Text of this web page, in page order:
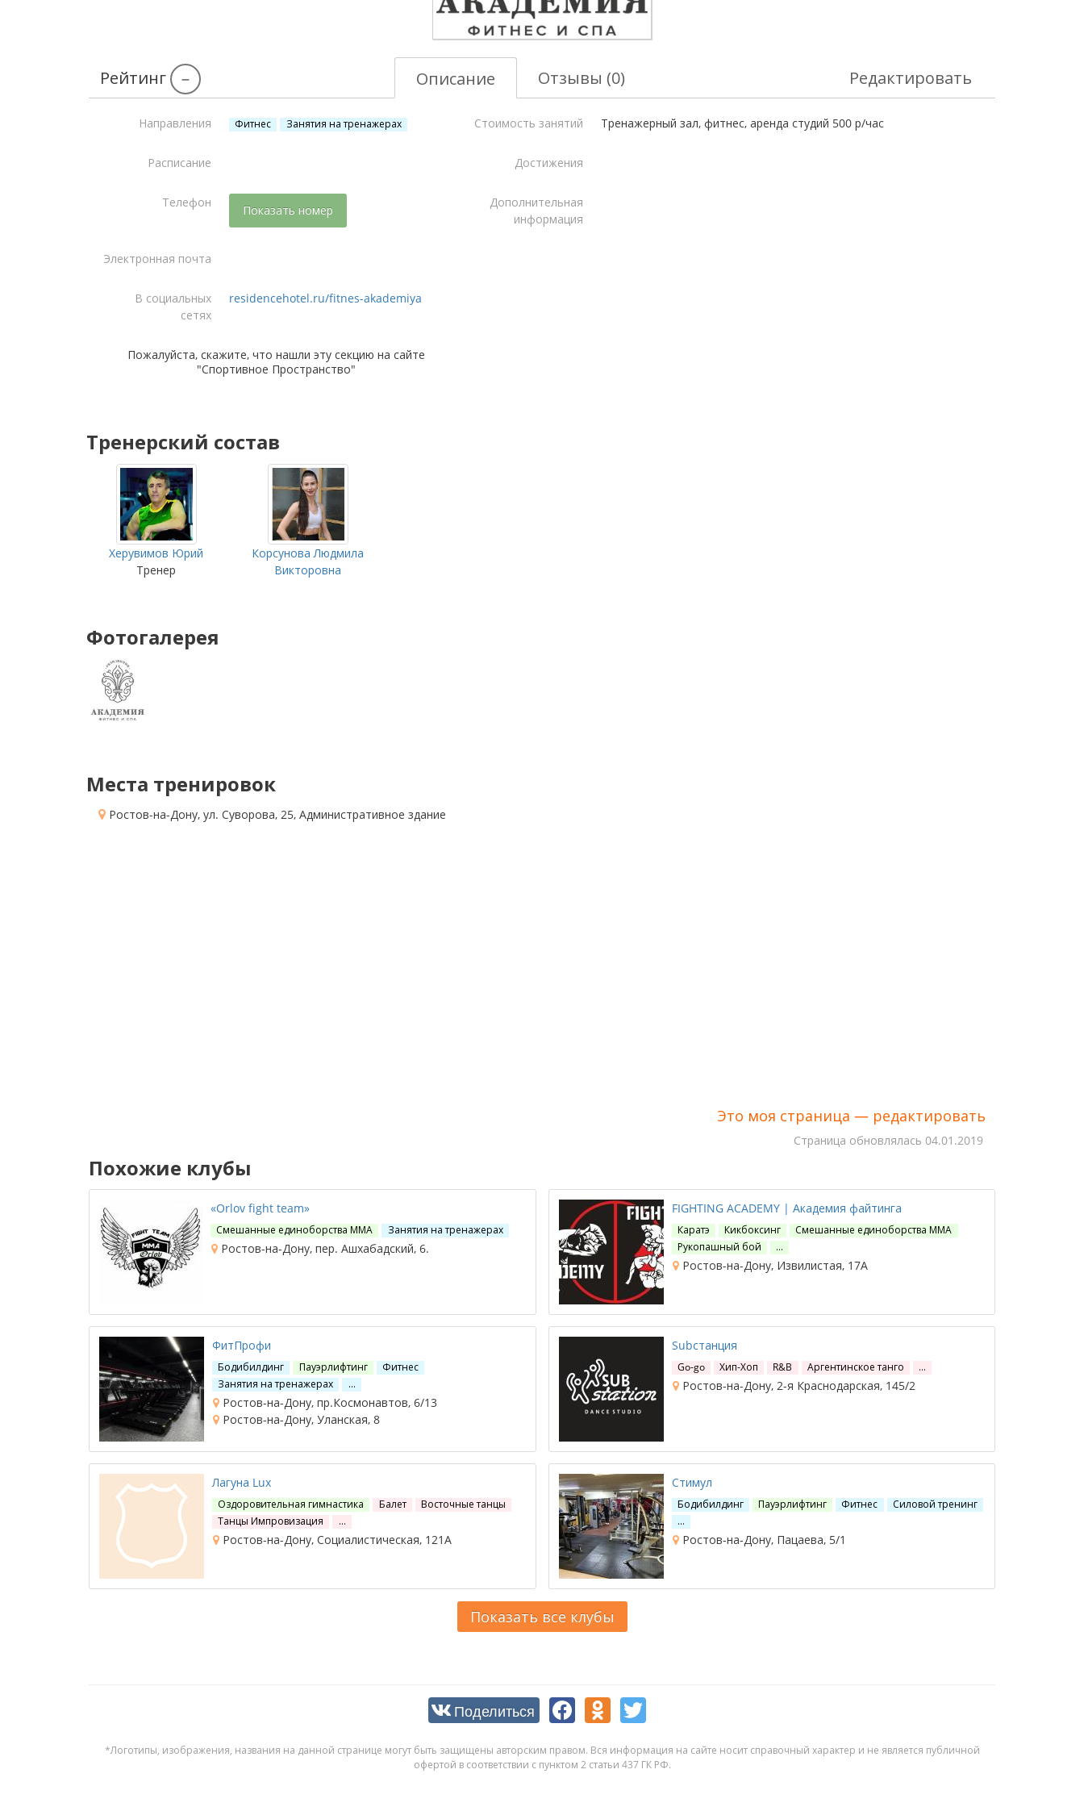
Рейтинг – Описание Отзывы (0) Редактировать
Направления Фитнес Занятия на тренажерах
Расписание
Телефон
Показать номер
Электронная почта
В социальных
сетях
residencehotel.ru/fitnes-akademiya
Пожалуйста, скажите, что нашли эту секцию на сайте
"Спортивное Пространство"
Стоимость занятий Тренажерный зал, фитнес, аренда студий 500 р/час
Достижения
Дополнительная
информация
Тренерский состав
Херувимов Юрий
Тренер
Корсунова Людмила
Викторовна
Фотогалерея
Места тренировок
Ростов-на-Дону, ул. Суворова, 25, Административное здание
Это моя страница — редактировать
Cтраница обновлялась 04.01.2019
Похожие клубы
«Orlov fight team»
Смешанные единоборства ММА Занятия на тренажерах
Ростов-на-Дону, пер. Ашхабадский, 6.
FIGHTING ACADEMY | Академия файтинга
Каратэ Кикбоксинг
Смешанные единоборства ММА
Рукопашный бой
…
Ростов-на-Дону, Извилистая, 17А
ФитПрофи
Бодибилдинг Пауэрлифтинг
Фитнес
Занятия на тренажерах
…
Ростов-на-Дону, пр.Космонавтов, 6/13
Ростов-на-Дону, Уланская, 8
Subстанция
Go-go Хип-Хоп R&B Аргентинское танго …
Ростов-на-Дону, 2-я Краснодарская, 145/2
Лагуна Lux
Оздоровительная гимнастика Балет
Восточные танцы
Танцы Импровизация
…
Ростов-на-Дону, Социалистическая, 121А
Стимул
Бодибилдинг Пауэрлифтинг Фитнес
Силовой тренинг
…
Ростов-на-Дону, Пацаева, 5/1
Показать все клубы
Поделиться
*Логотипы, изображения, названия на данной странице могут быть защищены авторским правом. Вся информация на сайте носит справочный характер и не является публичной
офертой в соответствии с пунктом 2 статьи 437 ГК РФ.